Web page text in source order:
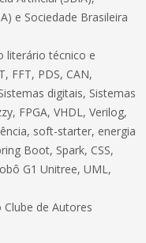
e Sociedade Brasileira
literário técnico e
FFT, PDS, CAN,
digitais, Sistemas
FPGA, VHDL, Verilog,
soft-starter, energia
Boot, Spark, CSS,
G1 Unitree, UML,
de Autores